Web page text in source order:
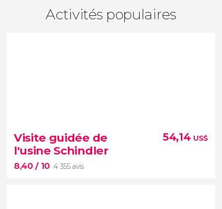
Activités populaires
Visite guidée de
l'usine Schindler
8,40/ 10 4 355 avis
54,14 US$